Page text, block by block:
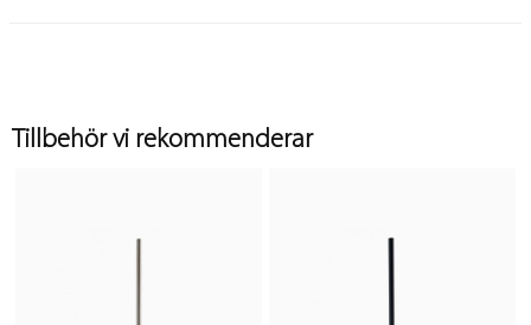
Tillbehör vi rekommenderar